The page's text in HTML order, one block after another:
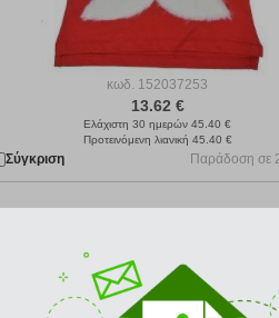
κωδ. 152037253
13.62 €
Ελάχιστη 30 ημερών 45.40 €
Προτεινόμενη λιανική 45.40 €
Σύγκριση Παράδοση σε